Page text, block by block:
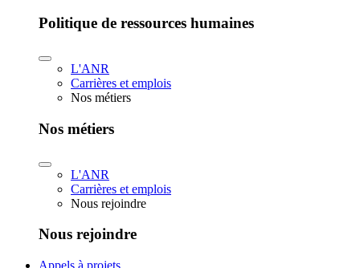
Politique de ressources humaines
L'ANR
Carrières et emplois
Nos métiers
Nos métiers
L'ANR
Carrières et emplois
Nous rejoindre
Nous rejoindre
Appels à projets